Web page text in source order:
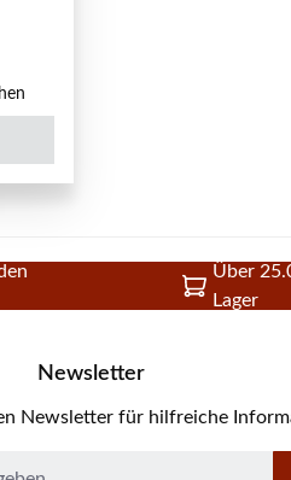
Über
Lager
Newsletter
Newsletter für hilfreiche